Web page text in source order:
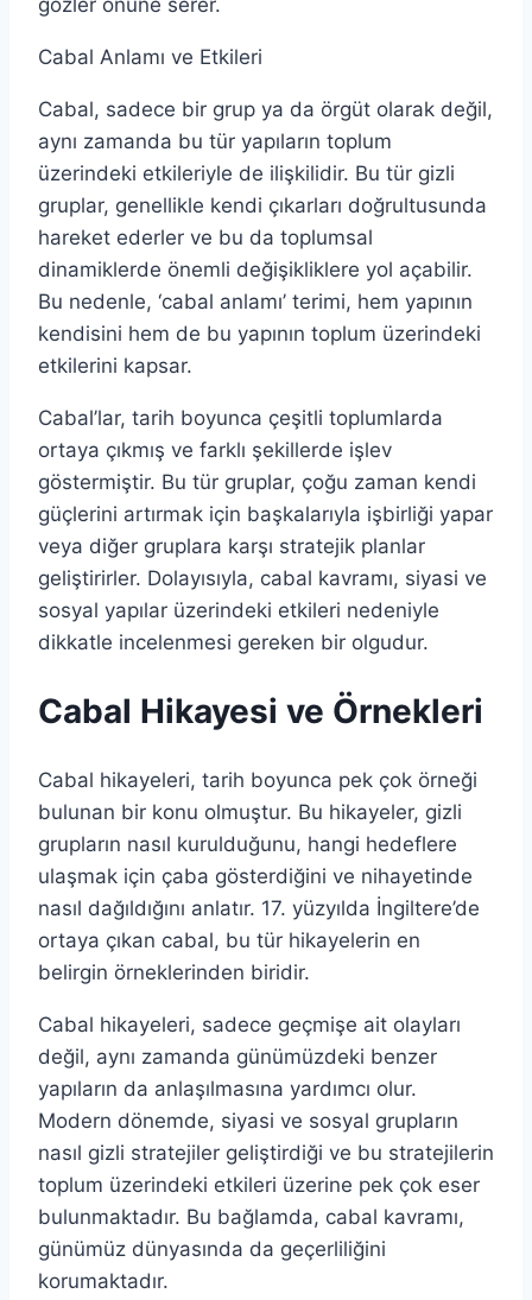
gözler önüne serer.
Cabal Anlamı ve Etkileri
Cabal, sadece bir grup ya da örgüt olarak değil,
aynı zamanda bu tür yapıların toplum
üzerindeki etkileriyle de ilişkilidir. Bu tür gizli
gruplar, genellikle kendi çıkarları doğrultusunda
hareket ederler ve bu da toplumsal
dinamiklerde önemli değişikliklere yol açabilir.
Bu nedenle, ‘cabal anlamı’ terimi, hem yapının
kendisini hem de bu yapının toplum üzerindeki
etkilerini kapsar.
Cabal’lar, tarih boyunca çeşitli toplumlarda
ortaya çıkmış ve farklı şekillerde işlev
göstermiştir. Bu tür gruplar, çoğu zaman kendi
güçlerini artırmak için başkalarıyla işbirliği yapar
veya diğer gruplara karşı stratejik planlar
geliştirirler. Dolayısıyla, cabal kavramı, siyasi ve
sosyal yapılar üzerindeki etkileri nedeniyle
dikkatle incelenmesi gereken bir olgudur.
Cabal Hikayesi ve Örnekleri
Cabal hikayeleri, tarih boyunca pek çok örneği
bulunan bir konu olmuştur. Bu hikayeler, gizli
grupların nasıl kurulduğunu, hangi hedeflere
ulaşmak için çaba gösterdiğini ve nihayetinde
nasıl dağıldığını anlatır. 17. yüzyılda İngiltere’de
ortaya çıkan cabal, bu tür hikayelerin en
belirgin örneklerinden biridir.
Cabal hikayeleri, sadece geçmişe ait olayları
değil, aynı zamanda günümüzdeki benzer
yapıların da anlaşılmasına yardımcı olur.
Modern dönemde, siyasi ve sosyal grupların
nasıl gizli stratejiler geliştirdiği ve bu stratejilerin
toplum üzerindeki etkileri üzerine pek çok eser
bulunmaktadır. Bu bağlamda, cabal kavramı,
günümüz dünyasında da geçerliliğini
korumaktadır.